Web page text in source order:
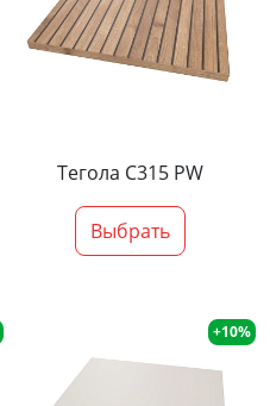
Тегола С315 PW
Выбрать
+10%